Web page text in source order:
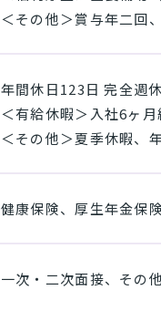
＜その他＞賞与年二回
年間休日123日 完全週
＜有給休暇＞入社6ヶ
＜その他＞夏季休暇、
健康保険、厚生年金保
一次・二次面接、その